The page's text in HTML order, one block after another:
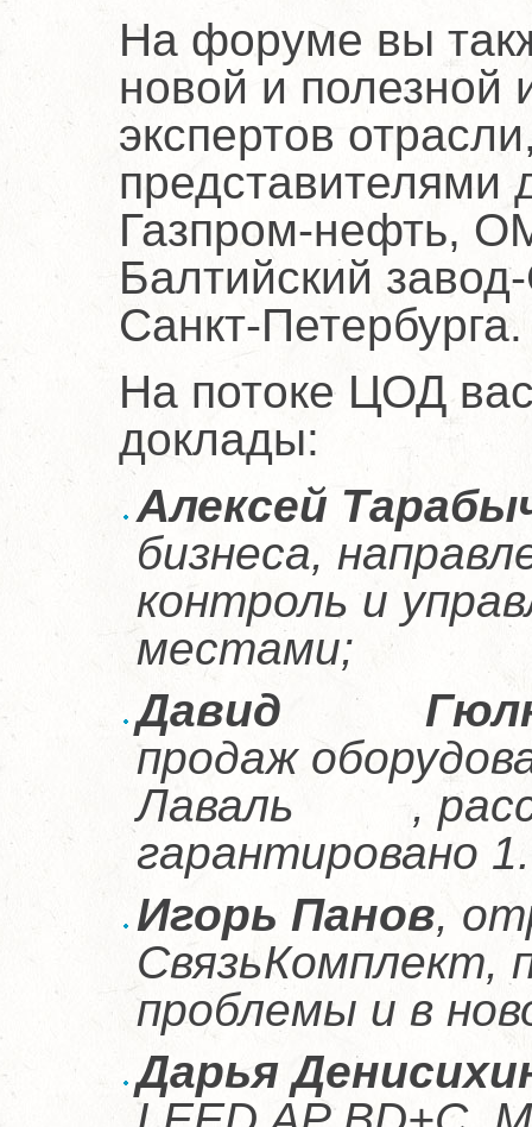
На форуме вы
новой и
экспертов
представителями
Газпром-нефть,
Балтийский
Санкт-Петербурга.
На потоке ЦОД
доклады:
Алексей
бизнеса,
контроль и
местами;
Давид
продаж
Лаваль ,
гарантировано
Игорь Панов,
СвязьКомплект,
проблемы и в
Дарья